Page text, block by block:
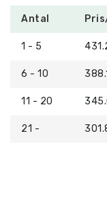
Antal
1 - 5
6 - 10
11 - 20
21 -